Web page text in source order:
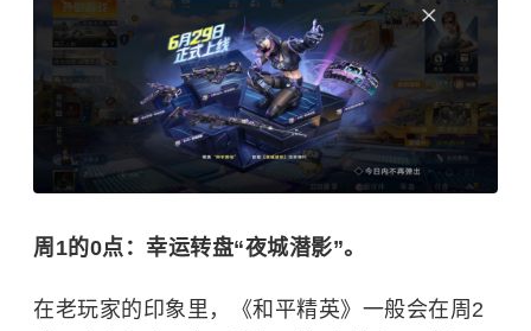
周1的0点：幸运转盘“夜城潜影”。
在老玩家的印象里，《和平精英》一般会在周2